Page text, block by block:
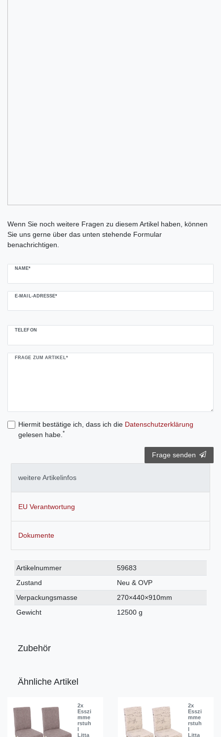
Wenn Sie noch weitere Fragen zu diesem Artikel haben, können
Sie uns gerne über das unten stehende Formular
benachrichtigen.
NAME*
E-MAIL-ADRESSE*
TELEFON
FRAGE ZUM ARTIKEL*
Hiermit bestätige ich, dass ich die Daten­schutz­erklärung
gelesen habe. *
Frage senden
weitere Artikelinfos
EU Verantwortung
Dokumente
Technisches
Merkmal
Wert
Artikelnummer
59683
Zustand
Neu & OVP
Verpackungsmasse
270×440×910mm
Gewicht
12500 g
Zubehör
Ähnliche Artikel
2x
Esszi
mme
rstuh
Litta
2x
Esszi
mme
rstuh
Litta